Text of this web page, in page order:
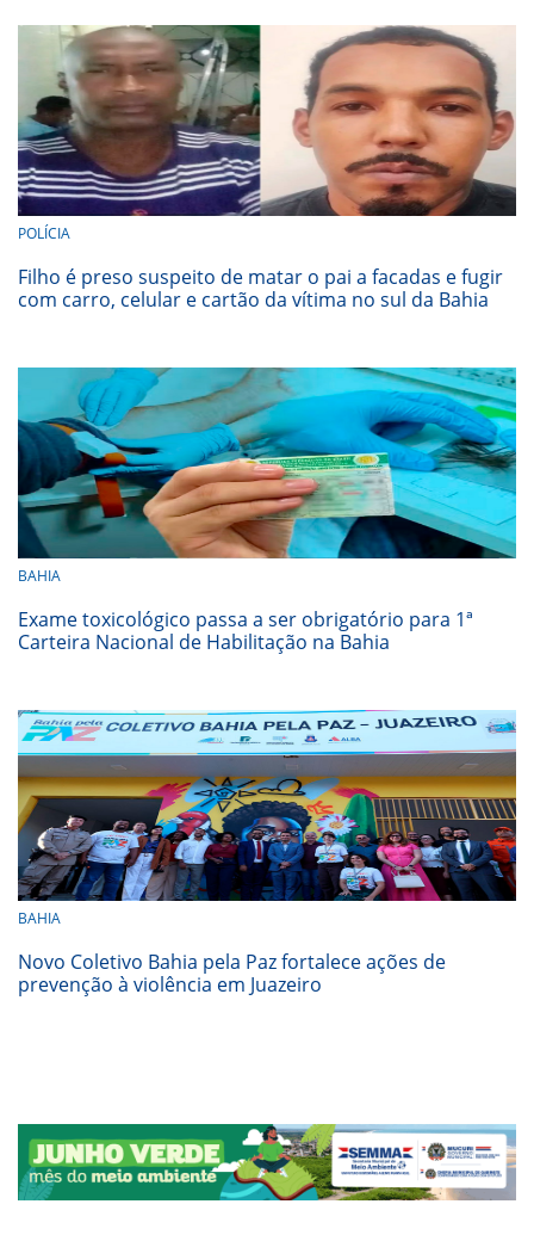
POLÍCIA
Filho é preso suspeito de matar o pai a facadas e fugir
com carro, celular e cartão da vítima no sul da Bahia
BAHIA
Exame toxicológico passa a ser obrigatório para 1ª
Carteira Nacional de Habilitação na Bahia
BAHIA
Novo Coletivo Bahia pela Paz fortalece ações de
prevenção à violência em Juazeiro